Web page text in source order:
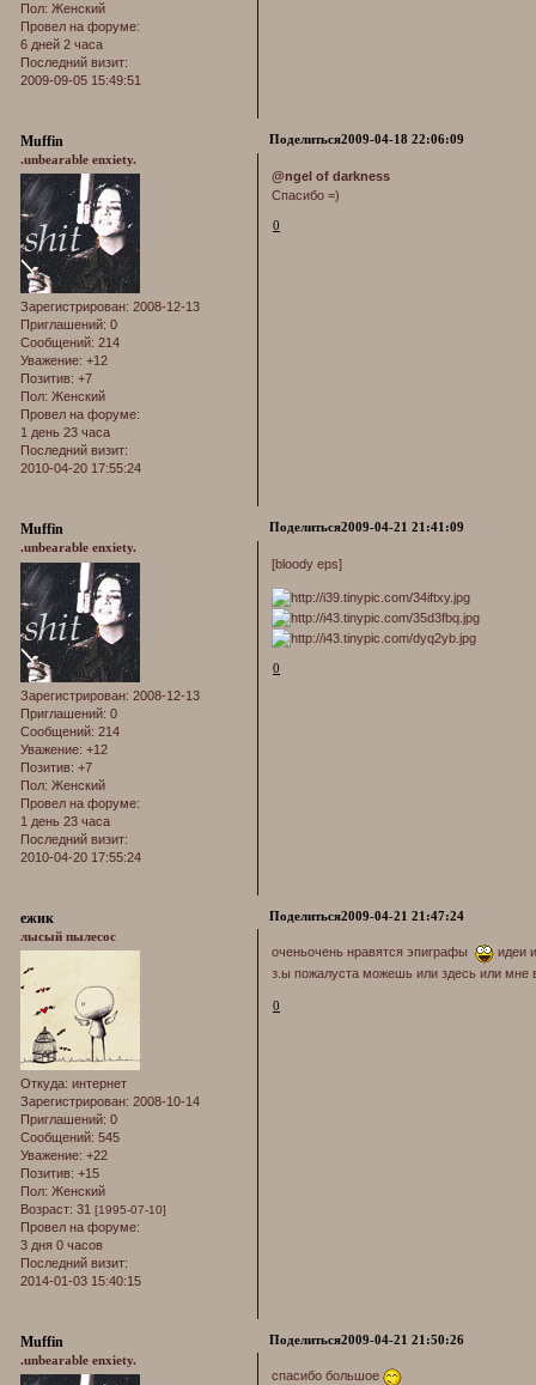
Пол: Женский
Провел на форуме:
6 дней 2 часа
Последний визит:
2009-09-05 15:49:51
Поделиться2009-04-18 22:06:09
Muffin
.unbearable enxiety.
Зарегистрирован: 2008-12-13
Приглашений: 0
Сообщений: 214
Уважение: +12
Позитив: +7
Пол: Женский
Провел на форуме:
1 день 23 часа
Последний визит:
2010-04-20 17:55:24
@ngel of darkness
Спасибо =)
0
Поделиться2009-04-21 21:41:09
Muffin
.unbearable enxiety.
Зарегистрирован: 2008-12-13
Приглашений: 0
Сообщений: 214
Уважение: +12
Позитив: +7
Пол: Женский
Провел на форуме:
1 день 23 часа
Последний визит:
2010-04-20 17:55:24
[bloody eps]
0
Поделиться2009-04-21 21:47:24
ежик
лысый пылесос
Откуда: интернет
Зарегистрирован: 2008-10-14
Приглашений: 0
Сообщений: 545
Уважение: +22
Позитив: +15
Пол: Женский
Возраст: 31 [1995-07-10]
Провел на форуме:
3 дня 0 часов
Последний визит:
2014-01-03 15:40:15
оченьочень нравятся эпиграфы
идеи
з.ы пожалуста можешь или здесь или мне
0
Поделиться2009-04-21 21:50:26
Muffin
.unbearable enxiety.
спасибо большое